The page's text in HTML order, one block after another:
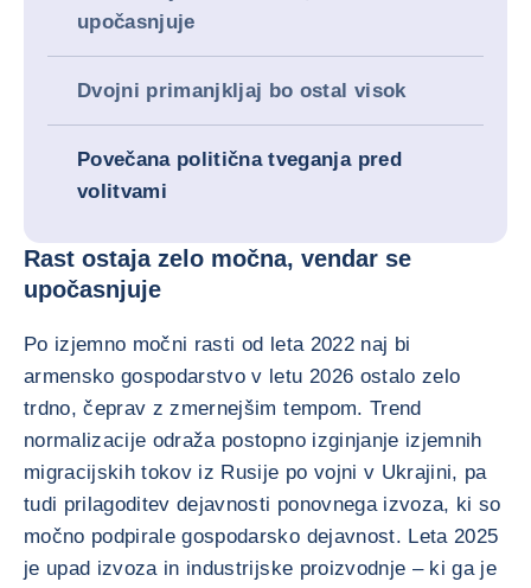
upočasnjuje
Dvojni primanjkljaj bo ostal visok
Povečana politična tveganja pred
volitvami
Rast ostaja zelo močna, vendar se
upočasnjuje
Po izjemno močni rasti od leta 2022 naj bi
armensko gospodarstvo v letu 2026 ostalo zelo
trdno, čeprav z zmernejšim tempom. Trend
normalizacije odraža postopno izginjanje izjemnih
migracijskih tokov iz Rusije po vojni v Ukrajini, pa
tudi prilagoditev dejavnosti ponovnega izvoza, ki so
močno podpirale gospodarsko dejavnost. Leta 2025
je upad izvoza in industrijske proizvodnje – ki ga je